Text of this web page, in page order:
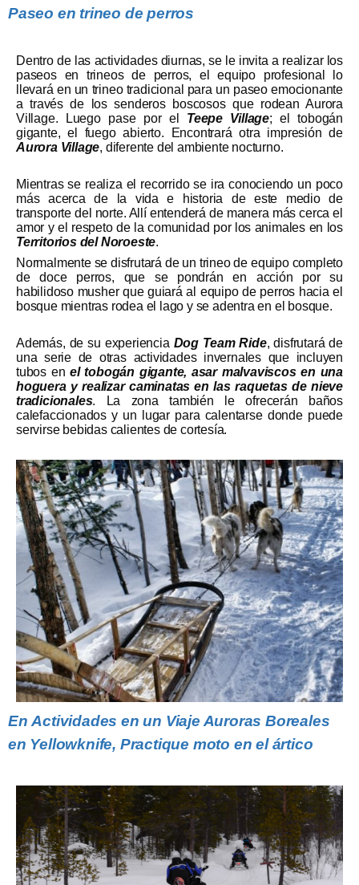
Paseo en trineo de perros
Dentro de las actividades diurnas, se le invita a realizar los
paseos en trineos de perros, el equipo profesional lo
llevará en un trineo tradicional para un paseo emocionante
a través de los senderos boscosos que rodean Aurora
Village. Luego pase por el Teepe Village; el tobogán
gigante, el fuego abierto. Encontrará otra impresión de
Aurora Village, diferente del ambiente nocturno.
Mientras se realiza el recorrido se ira conociendo un poco
más acerca de la vida e historia de este medio de
transporte del norte. Allí entenderá de manera más cerca el
amor y el respeto de la comunidad por los animales en los
Territorios del Noroeste.
Normalmente se disfrutará de un trineo de equipo completo
de doce perros, que se pondrán en acción por su
habilidoso musher que guiará al equipo de perros hacia el
bosque mientras rodea el lago y se adentra en el bosque.
Además, de su experiencia Dog Team Ride, disfrutará de
una serie de otras actividades invernales que incluyen
tubos enel tobogán gigante, asar malvaviscos en una
hoguera y realizar caminatas en las raquetas de nieve
tradicionales. La zona también le ofrecerán baños
calefaccionados y un lugar para calentarse donde puede
servirse bebidas calientes de cortesía.
EnActividades en un Viaje Auroras Boreales
en Yellowknife, Practique moto en el ártico